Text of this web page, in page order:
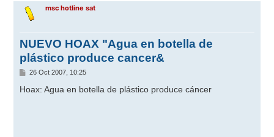
msc hotline sat
NUEVO HOAX "Agua en botella de
plástico produce cancer&
M
n
26 Oct 2007, 10:25
Hoax: Agua en botella de plástico produce cáncer